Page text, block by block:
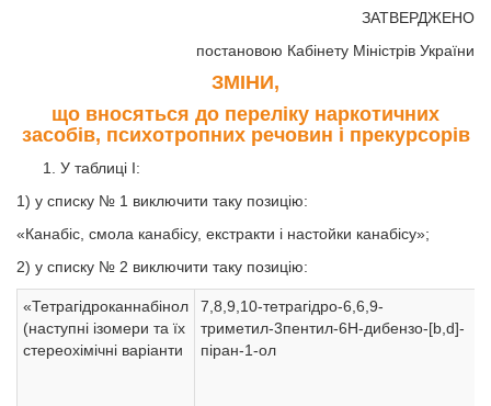
ЗАТВЕРДЖЕНО
постановою Кабінету Міністрів України
ЗМІНИ,
що вносяться до переліку наркотичних
засобів, психотропних речовин і прекурсорів
У таблиці І:
1) у списку № 1 виключити таку позицію:
«Канабіс, смола канабісу, екстракти і настойки канабісу»;
2) у списку № 2 виключити таку позицію:
«Тетрагідроканнабінол
(наступні ізомери та їх
стереохімічні варіанти
7,8,9,10-тетрагідро-6,6,9-
триметил-3пентил-6H-дибензо-[b,d]-
піран-1-ол